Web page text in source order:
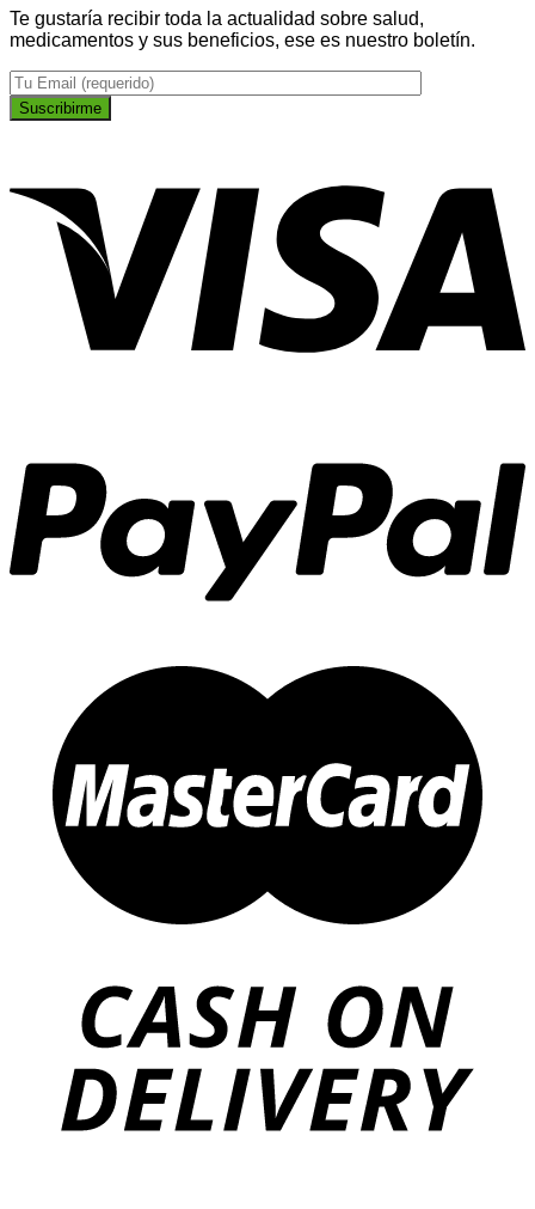
Te gustaría recibir toda la actualidad sobre salud,
medicamentos y sus beneficios, ese es nuestro boletín.